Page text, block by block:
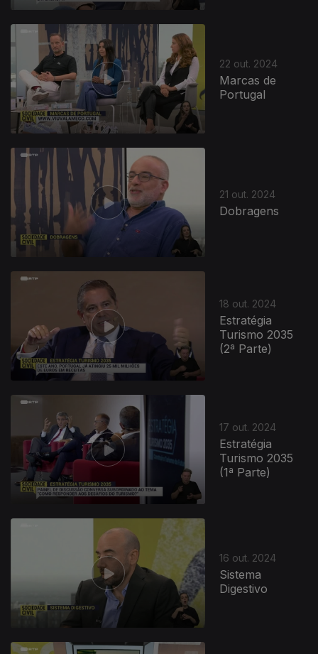
22 out. 2024
Marcas de
Portugal
21 out. 2024
Dobragens
18 out. 2024
Estratégia
Turismo 2035
(2ª Parte)
17 out. 2024
Estratégia
Turismo 2035
(1ª Parte)
801863
16 out. 2024
Sistema
Digestivo